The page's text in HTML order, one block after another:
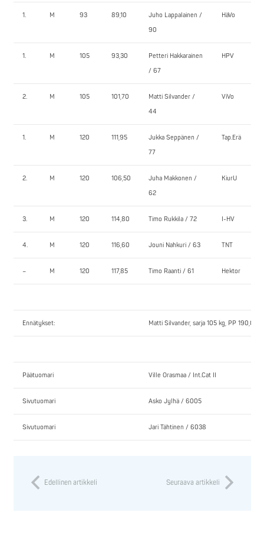
1. M 93 89,10
Juho Lappalainen /
90
HäVo
1. M 105 93,30
Petteri Hakkarainen
/ 67
HPV
2. M 105 101,70
Matti Silvander /
44
ViVo
1. M 120 111,95
Jukka Seppänen /
77
Tap.Erä
2. M 120 106,50
Juha Makkonen /
62
KiurU
3. M 120 114,80 Timo Rukkila / 72 I-HV
4. M 120 116,60 Jouni Nahkuri / 63 TNT
– M 120 117,85 Timo Raanti / 61 Hektor
Ennätykset: Matti Silvander, sarja 105 kg, PP 190,0
Päätuomari Ville Orasmaa / Int.Cat II
Sivutuomari Asko Jylhä / 6005
Sivutuomari Jari Tähtinen / 6038
Edellinen artikkeli Seuraava artikkeli